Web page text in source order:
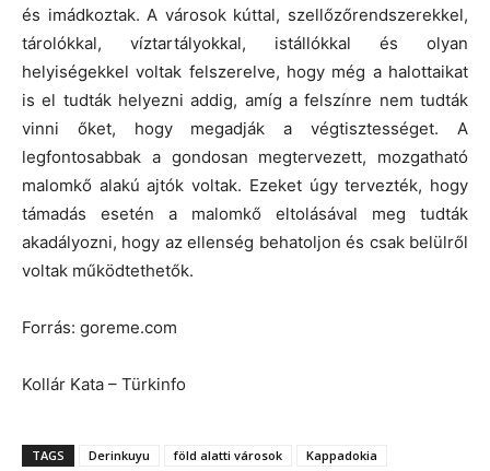
és imádkoztak. A városok kúttal, szellőzőrendszerekkel,
tárolókkal, víztartályokkal, istállókkal és olyan
helyiségekkel voltak felszerelve, hogy még a halottaikat
is el tudták helyezni addig, amíg a felszínre nem tudták
vinni őket, hogy megadják a végtisztességet. A
legfontosabbak a gondosan megtervezett, mozgatható
malomkő alakú ajtók voltak. Ezeket úgy tervezték, hogy
támadás esetén a malomkő eltolásával meg tudták
akadályozni, hogy az ellenség behatoljon és csak belülről
voltak működtethetők.
Forrás: goreme.com
Kollár Kata – Türkinfo
TAGS Derinkuyu föld alatti városok
Kappadokia